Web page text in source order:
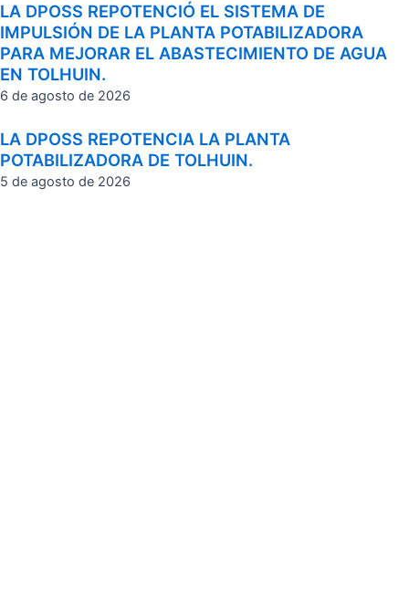
LA DPOSS REPOTENCIÓ EL SISTEMA DE
IMPULSIÓN DE LA PLANTA POTABILIZADORA
PARA MEJORAR EL ABASTECIMIENTO DE AGUA
EN TOLHUIN.
6 de agosto de 2026
LA DPOSS REPOTENCIA LA PLANTA
POTABILIZADORA DE TOLHUIN.
5 de agosto de 2026